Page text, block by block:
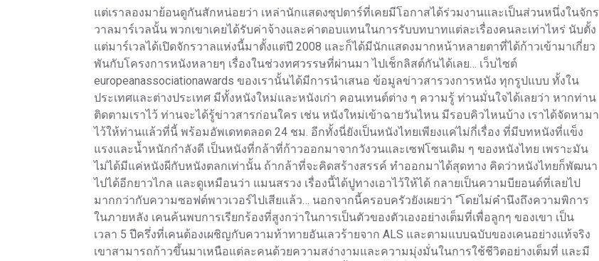
แต่เราลองมาย้อนดูกันสักหน่อยว่า เหล่านักแสดงซุปตาร์ที่เคยมีโอกาสได้ร่วมงานและเป็นส่วนหนึ่งในจักร
วาลมาร์เวลนั้น พวกเขาเคยได้รับค่าจ้างและค่าตอบแทนในการรับบทบาทแต่ละเรื่องคนละเท่าไหร่ นับตั้ง
แต่มาร์เวลได้เปิดจักรวาลแห่งนี้มาตั้งแต่ปี 2008 และก็ได้มีนักแสดงมากหน้าหลายตาที่ได้ก้าวเข้ามาเกี่ยว
พันกับโครงการหนังหลายๆ เรื่องในช่วงทศวรรษที่ผ่านมา ไปเช็กลิสต์กันได้เลย… เว็บไซต์
europeanassociationawards ของเรานั้นได้มีการนำเสนอ ข้อมูลข่าวสารวงการหนัง ทุกรูปแบบ ทั้งใน
ประเทศและต่างประเทศ มีทั้งหนังใหม่และหนังเก่า คอนเทนต์ต่าง ๆ ความรู้ ท่านมั่นใจได้เลยว่า หากท่าน
ติดตามเราไว้ ท่านจะได้รู้ข่าวสารก่อนใคร เช่น หนังใหม่เข้าฉายวันไหน มีรอบคิวไหนบ้าง เราได้จัดหามา
ไว้ให้ท่านแล้วที่นี้ พร้อมอัพเดทตลอด 24 ชม. อีกทั้งนี่ยังเป็นหนังไทยเพียงแค่ไม่กี่เรื่อง ที่มีบทหนังที่แข็ง
แรงและน้ำหนักกำลังดี เป็นหนังที่กล้าที่ก้าวออกมาจากวังวนและเซฟโซนเดิม ๆ ของหนังไทย เพราะมัน
ไม่ได้มีแค่หนังผีกับหนังตลกเท่านั้น ถ้ากล้าที่จะคิดสร้างสรรค์ ทำออกมาได้สุดทาง คิดว่าหนังไทยก็พัฒนา
ไปได้อีกยาวไกล และดูเหมือนว่า แมนสรวง เรื่องนี้ได้ปูทางเอาไว้ให้ได้ กลายเป็นความบียอนด์ที่เลยไป
มากกว่ากับความซอฟต์พาวเวอร์ไปเสียแล้ว… นอกจากนี้ครอบครัวยังเผยว่า “โดยไม่คำนึงถึงความพิการ
ในภายหลัง เคนค้นพบการเรียกร้องที่สูงกว่าในการเป็นตัวของตัวเองอย่างเต็มที่เพื่อลูกๆ ของเขา เป็น
เวลา 5 ปีครึ่งที่เคนต้องเผชิญกับความท้าทายอันเลวร้ายจาก ALS และตามแบบฉบับของเคนอย่างแท้จริง
เขาสามารถก้าวขึ้นมาเหนือแต่ละคนด้วยความสง่างามและความมุ่งมั่นในการใช้ชีวิตอย่างเต็มที่ และมี